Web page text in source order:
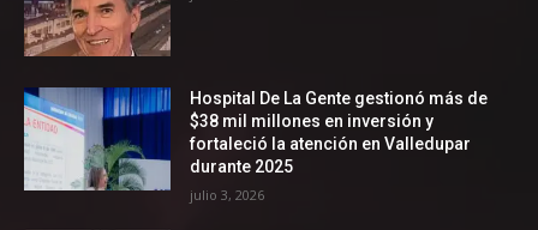
Hospital De La Gente gestionó más de
$38 mil millones en inversión y
fortaleció la atención en Valledupar
durante 2025
julio 3, 2026